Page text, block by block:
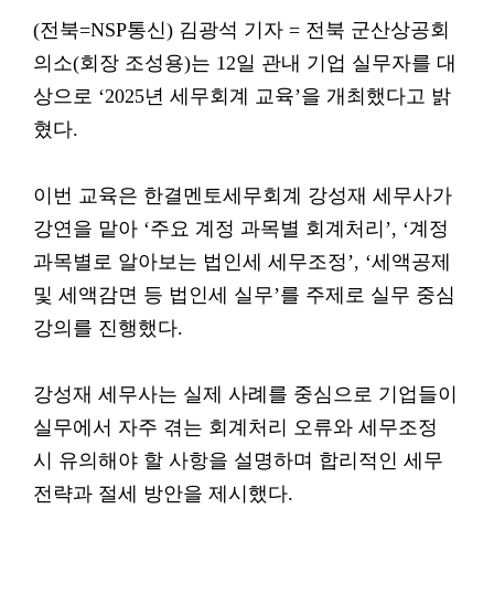
(전북=NSP통신) 김광석 기자 = 전북 군산상공회
의소(회장 조성용)는 12일 관내 기업 실무자를 대
상으로 ‘2025년 세무회계 교육’을 개최했다고 밝
혔다.
이번 교육은 한결멘토세무회계 강성재 세무사가
강연을 맡아 ‘주요 계정 과목별 회계처리’, ‘계정
과목별로 알아보는 법인세 세무조정’, ‘세액공제
및 세액감면 등 법인세 실무’를 주제로 실무 중심
강의를 진행했다.
강성재 세무사는 실제 사례를 중심으로 기업들이
실무에서 자주 겪는 회계처리 오류와 세무조정
시 유의해야 할 사항을 설명하며 합리적인 세무
전략과 절세 방안을 제시했다.